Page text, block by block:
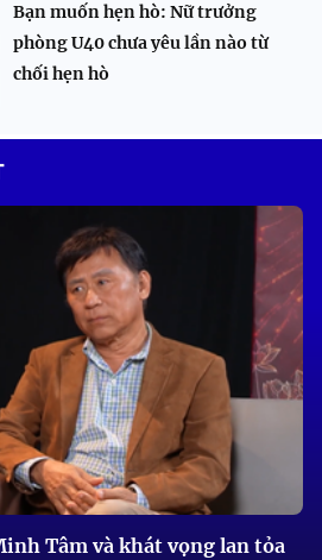
Bạn muốn hẹn hò: Nữ trưởng
phòng U40 chưa yêu lần nào từ
chối hẹn hò
Tâm và khát vọng lan tỏa